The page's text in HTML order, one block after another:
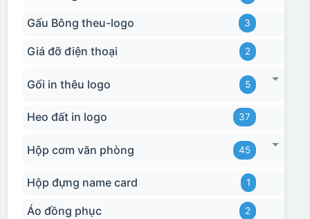
Gấu Bông theu-logo 3
Giá đỡ điện thoại 2
Gối in thêu logo 5
Heo đất in logo 37
Hộp cơm văn phòng 45
Hộp đựng name card 1
Áo đồng phục 2